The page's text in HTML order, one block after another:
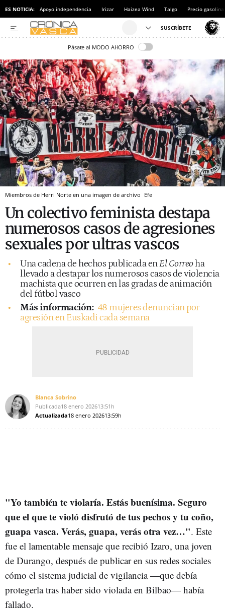
ES NOTICIA: Apoyo independencia Irizar Haizea Wind Talgo Precio gasolina
Pásate al MODO AHORRO
Miembros de Herri Norte en una imagen de archivo Efe
Un colectivo feminista destapa
numerosos casos de agresiones
sexuales por ultras vascos
Una cadena de hechos publicada enEl Correoha
llevado a destapar los numerosos casos de violencia
machista que ocurren en las gradas de animación
del fútbol vasco
Más información: 48 mujeres denuncian por
agresión en Euskadi cada semana
Blanca Sobrino
Publicada18 enero 202613:51h
Actualizada18 enero 202613:59h
"Yo también te violaría. Estás buenísima. Seguro
que el que te violó disfrutó de tus pechos y tu coño,
guapa vasca. Verás, guapa, verás otra vez…". Este
fue el lamentable mensaje que recibió Izaro, una joven
de Durango, después de publicar en sus redes sociales
cómo el sistema judicial de vigilancia —que debía
protegerla tras haber sido violada en Bilbao— había
fallado.